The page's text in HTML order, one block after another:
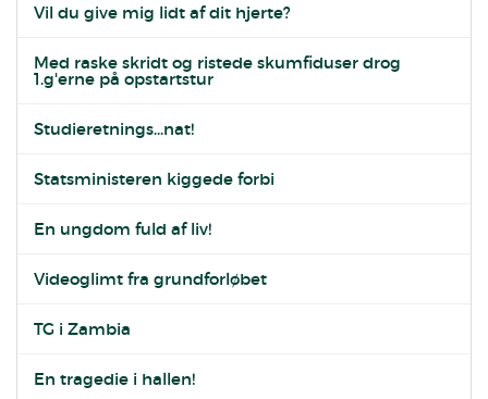
Vil du give mig lidt af dit hjerte?
Med raske skridt og ristede skumfiduser drog
1.g'erne på opstartstur
Studieretnings...nat!
Statsministeren kiggede forbi
En ungdom fuld af liv!
Videoglimt fra grundforløbet
TG i Zambia
En tragedie i hallen!